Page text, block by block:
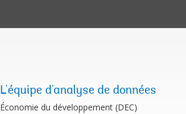
L'équipe d'analyse de données
Économie du développement (DEC)